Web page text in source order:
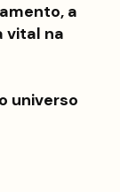
a
vital na
universo